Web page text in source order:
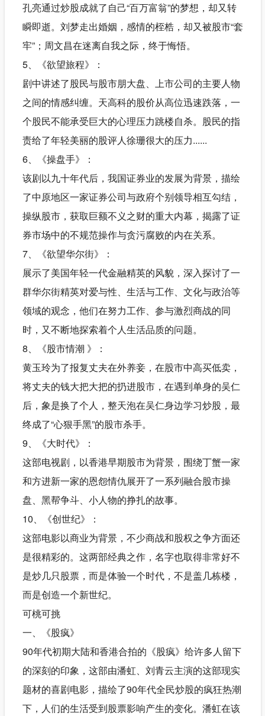
孔亮通过炒股成就了自己“百万富翁”的梦想，却又转
瞬即逝。刘梦走出婚姻，感情的桎梏，却又被股市“套
牢”；周文昌在迷离自我之际，终于悔悟。
5、《欲望旅程》：
剧中讲述了股民与股市朋大盘、上市公司的主要人物
之间的情感纠缠。天高科的股价从高位迅速跌落，一
个股民不能承受巨大的心理压力跳楼自杀。股民的指
责给了年轻美丽的股评人徐珊很大的压力......
6、《操盘手》：
该剧以九十年代后，我国证券业的发展为背景，描绘
了中原地区一家证券公司与政府个别领导相互勾结，
操纵股市，获取巨额不义之财的重大内幕，揭露了证
券市场中的不规范操作与贪污腐败的内在关系。
7、《欲望华尔街》：
展示了美国年轻一代金融精英的风貌，深入探讨了一
群华尔街精英对爱与性、生活与工作、文化与政治等
领域的观念，他们在努力工作、参与激烈商战的同
时，又不断地探索着个人生活品质的问题。
8、《股市情潮 》：
黄玉玲为了报复丈夫在外养妾，在股市中高买低卖，
将丈夫的钱大把大把的扔进股市，在遇到单身的吴仁
后，象是换了个人，整天泡在吴仁身边学习炒股，最
终成了“心狠手黑”的股市杀手。
9、《大时代》：
这部电视剧，以香港早期股市为背景，围绕丁蟹一家
和方进新一家的恩怨情仇展开了一系列融合股市操
盘、黑帮争斗、小人物的挣扎的故事。
10、《创世纪》：
这部电影以商业为背景，不少商战和股权之争方面还
是很精彩的。这两部经典之作，名字也取得非常好不
是炒几只股票，而是体验一个时代，不是盖几栋楼，
而是创造一个新世纪。
可桃可挑
一、《股疯》
90年代初期大陆和香港合拍的《股疯》给许多人留下
的深刻的印象，这部由潘虹、刘青云主演的这部现实
题材的喜剧电影，描绘了90年代全民炒股的疯狂热潮
下，人们的生活受到股票影响产生的变化。潘虹在该